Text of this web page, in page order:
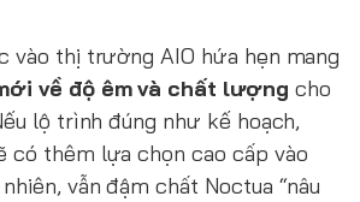
vào thị trường AIO hứa hẹn mang
về độ êm và chất lượng cho
lộ trình đúng như kế hoạch,
có thêm lựa chọn cao cấp vào
vẫn đậm chất Noctua “nâu